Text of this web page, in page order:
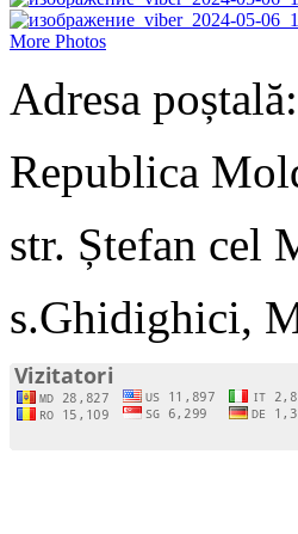
More Photos
Adresa poștală:
Republica
str. Ștefan cel
s.Ghidighici,